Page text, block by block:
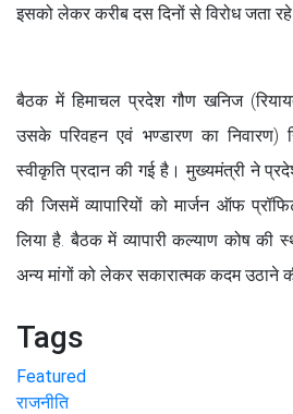
इसको लेकर करीब दस दिनों से विरोध जता
बैठक में हिमाचल प्रदेश गौण खनिज
उसके परिवहन एवं भण्डारण का
स्वीकृति प्रदान की गई है। मुख्यमंत्री ने
की जिसमें व्यापारियों को मार्जन ऑफ
लिया है. बैठक में व्यापारी कल्याण कोष की
अन्य मांगों को लेकर सकारात्मक कदम उठाने
Tags
Featured
राजनीति